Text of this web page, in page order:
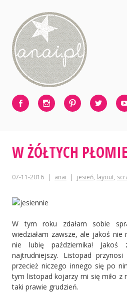
content
W ŻÓŁTYCH
07-11-2016 anai jesień, layout,
W tym roku zdałam sobie
wiedziałam zawsze, ale jakoś nie
nie lubię października!
najtrudniejszy. Listopad
przecież niczego innego się po
tym listopad kojarzy mi się miło
taki prawie grudzień.